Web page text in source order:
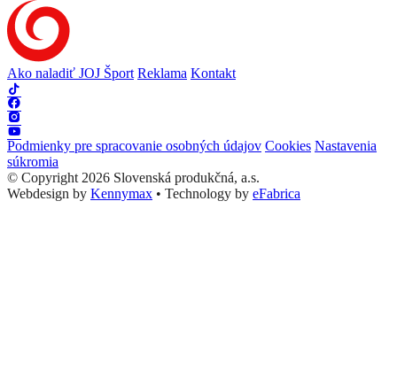
Ako naladiť JOJ Šport Reklama Kontakt
Podmienky pre spracovanie osobných údajov Cookies Nastavenia
súkromia
© Copyright 2026 Slovenská produkčná, a.s.
Webdesign by Kennymax • Technology by eFabrica